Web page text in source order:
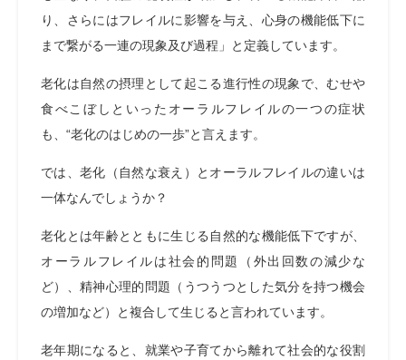
り、さらにはフレイルに影響を与え、心身の機能低下に
まで繋がる一連の現象及び過程」と定義しています。
老化は自然の摂理として起こる進行性の現象で、むせや
食べこぼしといったオーラルフレイルの一つの症状
も、“老化のはじめの一歩”と言えます。
では、老化（自然な衰え）とオーラルフレイルの違いは
一体なんでしょうか？
老化とは年齢とともに生じる自然的な機能低下ですが、
オーラルフレイルは社会的問題（外出回数の減少な
ど）、精神心理的問題（うつうつとした気分を持つ機会
の増加など）と複合して生じると言われています。
老年期になると、就業や子育てから離れて社会的な役割